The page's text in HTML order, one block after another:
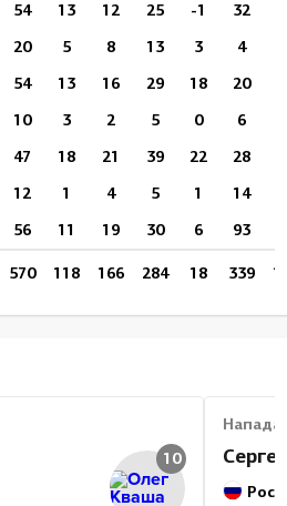
54 13 12 25 -1 32
20 5 8 13 3 4
54 13 16 29 18 20
10 3 2 5 0 6
47 18 21 39 22 28
12 1 4 5 1 14
56 11 19 30 6 93
570 118 166 284 18 339
10